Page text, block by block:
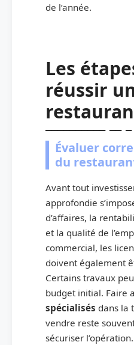
de l’année.
Les
réussir
Évaluer
du
Avant tout
approfondie
d’affaires, la
et la qualité de
commercial, les
doivent également
Certains travaux
budget initial. Faire
spécialisés dans la
vendre reste
sécuriser l’opération.